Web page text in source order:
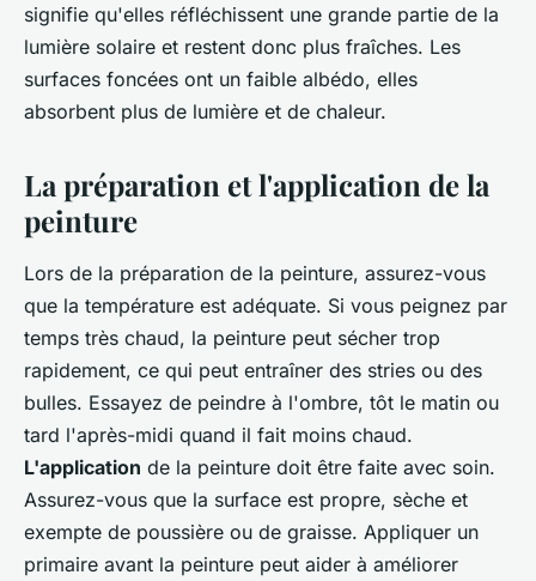
signifie qu'elles réfléchissent une grande partie de la
lumière solaire et restent donc plus fraîches. Les
surfaces foncées ont un faible albédo, elles
absorbent plus de lumière et de chaleur.
La préparation et l'application de la
peinture
Lors de la préparation de la peinture, assurez-vous
que la température est adéquate. Si vous peignez par
temps très chaud, la peinture peut sécher trop
rapidement, ce qui peut entraîner des stries ou des
bulles. Essayez de peindre à l'ombre, tôt le matin ou
tard l'après-midi quand il fait moins chaud.
L'application de la peinture doit être faite avec soin.
Assurez-vous que la surface est propre, sèche et
exempte de poussière ou de graisse. Appliquer un
primaire avant la peinture peut aider à améliorer